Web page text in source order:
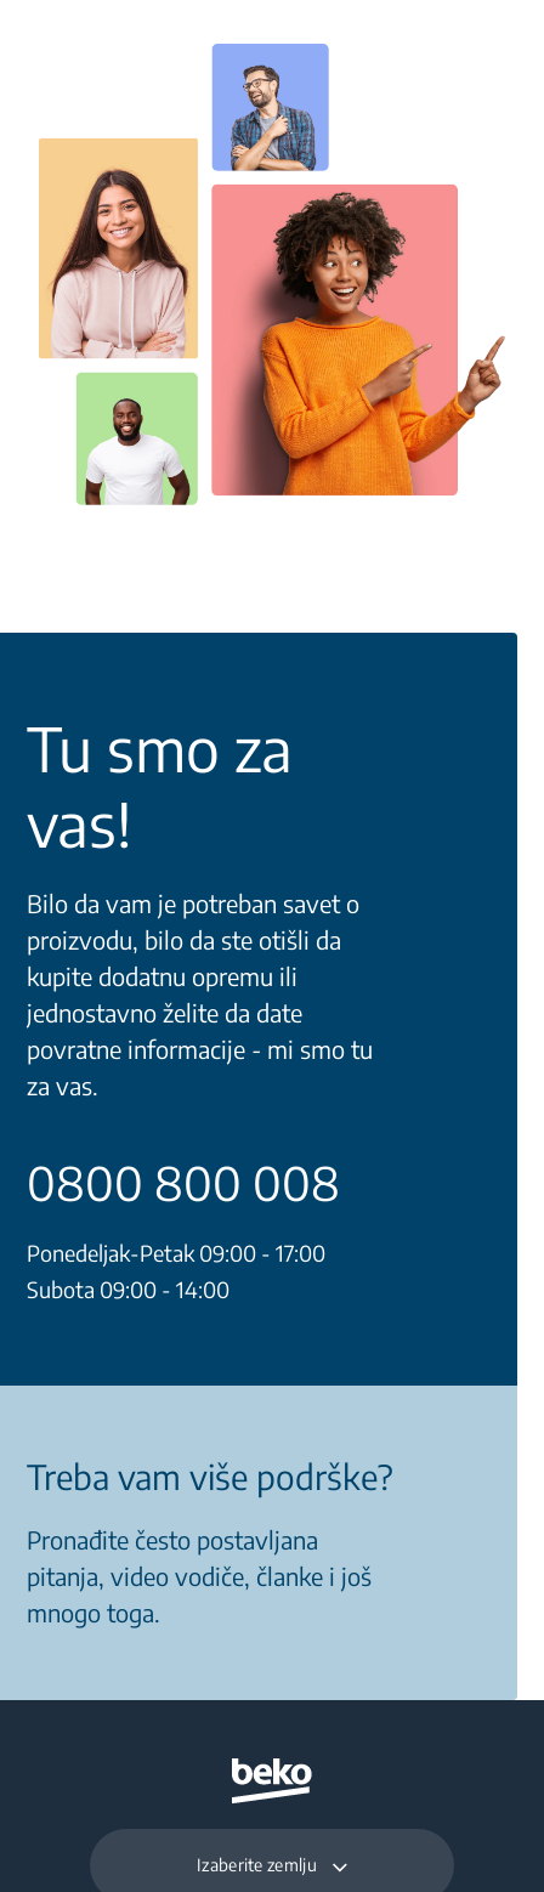
Tu smo za
vas!
Bilo da vam je potreban savet o
proizvodu, bilo da ste otišli da
kupite dodatnu opremu ili
jednostavno želite da date
povratne informacije - mi smo tu
za vas.
0800 800 008
Ponedeljak-Petak 09:00 - 17:00
Subota 09:00 - 14:00
Treba vam više podrške?
Pronađite često postavljana
pitanja, video vodiče, članke i još
mnogo toga.
Izaberite zemlju